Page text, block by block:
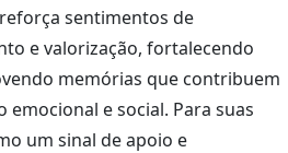
sentimentos de
e valorização, fortalecendo
memórias que contribuem
e social. Para suas
um sinal de apoio e